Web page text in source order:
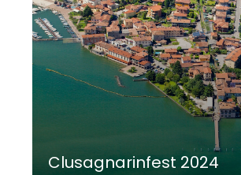
Clusagnarinfest 2024